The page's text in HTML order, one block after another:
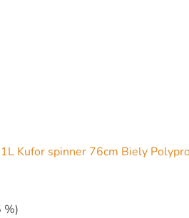
Kufor spinner 76cm Biely
%)